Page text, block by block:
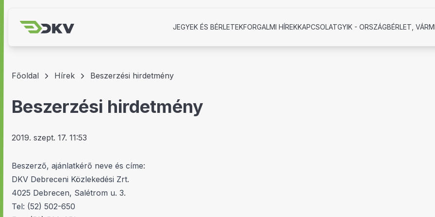
JEGYEK ÉS BÉRLETEKFORGALMI HÍREKKAPCSOLATGYIK - ORSZÁGBÉRLET,
Főoldal Hírek Beszerzési hirdetmény
Beszerzési hirdetmény
2019. szept. 17. 11:53
Beszerző, ajánlatkérő neve és címe:
DKV Debreceni Közlekedési Zrt.
4025 Debrecen, Salétrom u. 3.
Tel: (52) 502-650